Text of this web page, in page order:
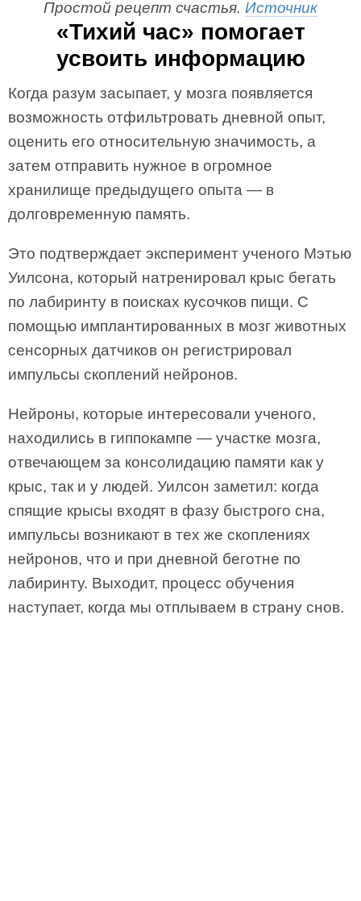
Простой рецепт счастья. Источник
«Тихий час» помогает
усвоить информацию
Когда разум засыпает, у мозга появляется
возможность отфильтровать дневной опыт,
оценить его относительную значимость, а
затем отправить нужное в огромное
хранилище предыдущего опыта — в
долговременную память.
Это подтверждает эксперимент ученого Мэтью
Уилсона, который натренировал крыс бегать
по лабиринту в поисках кусочков пищи. С
помощью имплантированных в мозг животных
сенсорных датчиков он регистрировал
импульсы скоплений нейронов.
Нейроны, которые интересовали ученого,
находились в гиппокампе — участке мозга,
отвечающем за консолидацию памяти как у
крыс, так и у людей. Уилсон заметил: когда
спящие крысы входят в фазу быстрого сна,
импульсы возникают в тех же скоплениях
нейронов, что и при дневной беготне по
лабиринту. Выходит, процесс обучения
наступает, когда мы отплываем в страну снов.